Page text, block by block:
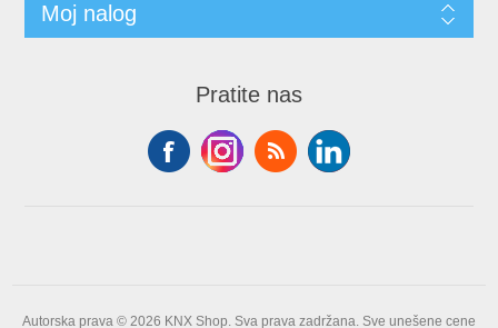
Moj nalog
Pratite nas
Autorska prava © 2026 KNX Shop. Sva prava zadržana. Sve unešene cene